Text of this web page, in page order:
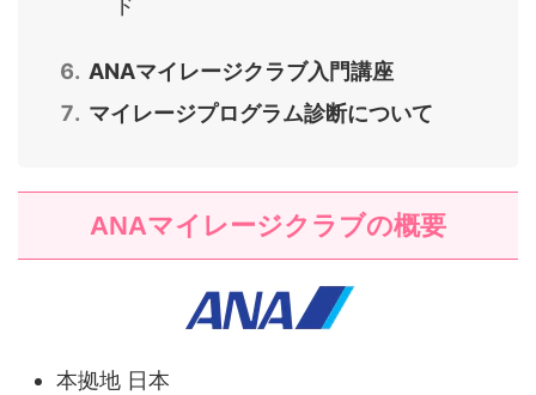
ANAマイレージクラブ入門講座
マイレージプログラム診断について
ANAマイレージクラブの概要
本拠地 日本